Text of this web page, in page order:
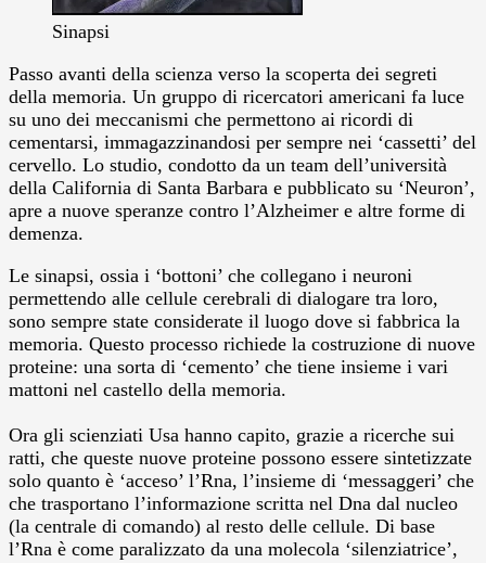
Sinapsi
Passo avanti della scienza verso la scoperta dei segreti
della memoria. Un gruppo di ricercatori americani fa luce
su uno dei meccanismi che permettono ai ricordi di
cementarsi, immagazzinandosi per sempre nei ‘cassetti’ del
cervello. Lo studio, condotto da un team dell’università
della California di Santa Barbara e pubblicato su ‘Neuron’,
apre a nuove speranze contro l’Alzheimer e altre forme di
demenza.
Le sinapsi, ossia i ‘bottoni’ che collegano i neuroni
permettendo alle cellule cerebrali di dialogare tra loro,
sono sempre state considerate il luogo dove si fabbrica la
memoria. Questo processo richiede la costruzione di nuove
proteine: una sorta di ‘cemento’ che tiene insieme i vari
mattoni nel castello della memoria.
Ora gli scienziati Usa hanno capito, grazie a ricerche sui
ratti, che queste nuove proteine possono essere sintetizzate
solo quanto è ‘acceso’ l’Rna, l’insieme di ‘messaggeri’ che
che trasportano l’informazione scritta nel Dna dal nucleo
(la centrale di comando) al resto delle cellule. Di base
l’Rna è come paralizzato da una molecola ‘silenziatrice’,